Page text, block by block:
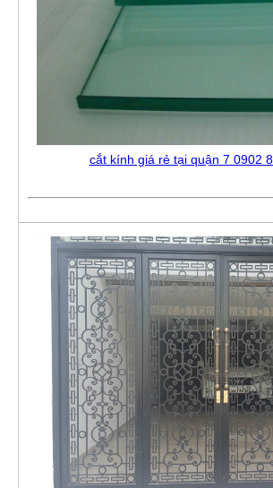
cắt kính giá rẻ tại quận 7 0902